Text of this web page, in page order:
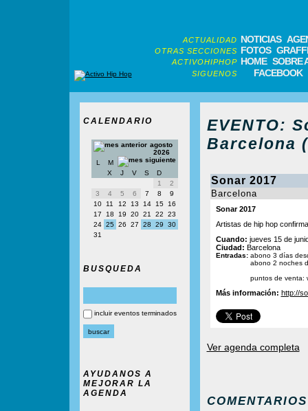
ACTUALIDAD NOTICIAS
OTRAS SECCIONES FOTOS
ACTIVOHIPHOP HOME SOBRE
SIGUENOS FACEBOOK
CALENDARIO
agosto
2026
L
M
X
J V S
D
1
2
3
4 5 6 7 8
9
10
11 12 13 14 15
16
17
18 19 20 21 22
23
24 25 26 27 28 29
30
31
BUSQUEDA
incluir eventos terminados
AYUDANOS A
MEJORAR LA
AGENDA
EVENTO:
Barcelona
Sonar 2017
Barcelona
Sonar 2017
Artistas de hip hop
Cuando: jueves 15 de
Ciudad: Barcelona
Entradas: abono 3 días
abono 2 noches
puntos de venta:
Más información: http://
Ver agenda completa
COMENTARIOS